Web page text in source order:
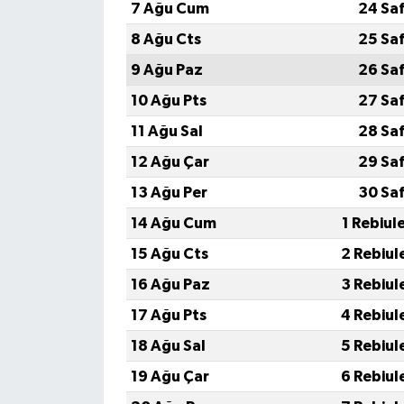
7 Ağu Cum
24
8 Ağu Cts
25
9 Ağu Paz
26
10 Ağu Pts
27
11 Ağu Sal
28
12 Ağu Çar
29
13 Ağu Per
30
14 Ağu Cum
1
15 Ağu Cts
2
16 Ağu Paz
3
17 Ağu Pts
4
18 Ağu Sal
5
19 Ağu Çar
6